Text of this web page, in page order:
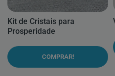
Kit de Cristais para
Prosperidade
COMPRAR!